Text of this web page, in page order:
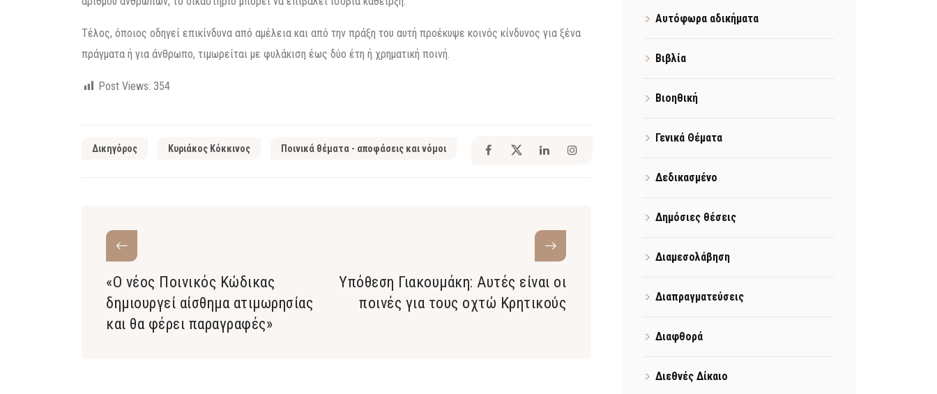
Τέλος, όποιος οδηγεί επικίνδυνα από αμέλεια και από την πράξη του αυτή προέκυψε κοινός κίνδυνος για ξένα
πράγματα ή για άνθρωπο, τιμωρείται με φυλάκιση έως δύο έτη ή χρηματική ποινή.
Post Views: 354
Δικηγόρος Κυριάκος Κόκκινος Ποινικά θέματα - αποφάσεις και νόμοι
«Ο νέος Ποινικός Κώδικας
δημιουργεί αίσθημα ατιμωρησίας
και θα φέρει παραγραφές»
Υπόθεση Γιακουμάκη: Αυτές είναι οι
ποινές για τους οχτώ Κρητικούς
Αυτόφωρα αδικήματα
Βιβλία
Βιοηθική
Γενικά Θέματα
Δεδικασμένο
Δημόσιες θέσεις
Διαμεσολάβηση
Διαπραγματεύσεις
Διαφθορά
Διεθνές Δίκαιο